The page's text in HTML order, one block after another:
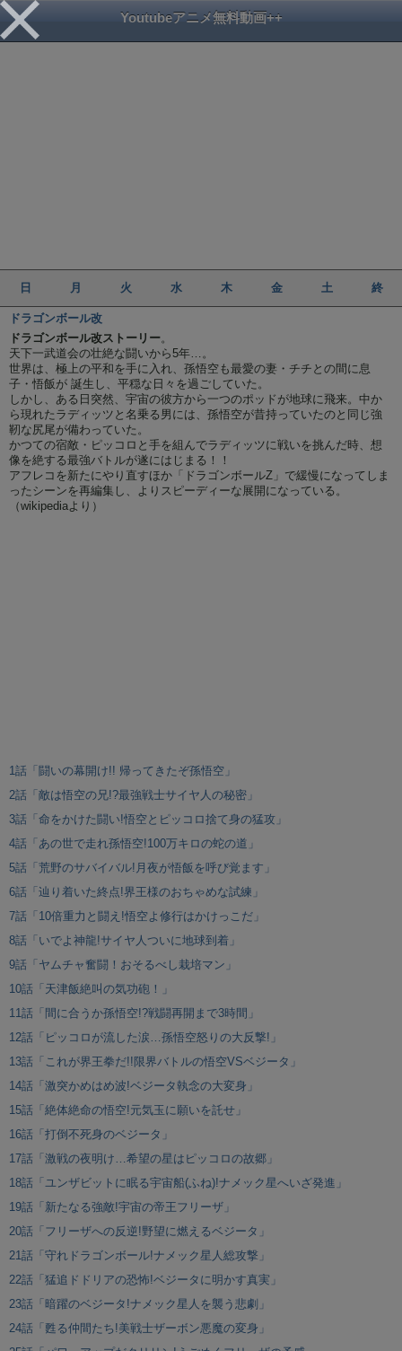
Youtubeアニメ無料動画++
日 月 火 水 木 金 土 終
ドラゴンボール改
ドラゴンボール改ストーリー。
天下一武道会の壮絶な闘いから5年…。
世界は、極上の平和を手に入れ、孫悟空も最愛の妻・チチとの間に息
子・悟飯が 誕生し、平穏な日々を過ごしていた。
しかし、ある日突然、宇宙の彼方から一つのポッドが地球に飛来。中か
ら現れたラディッツと名乗る男には、孫悟空が昔持っていたのと同じ強
靭な尻尾が備わっていた。
かつての宿敵・ピッコロと手を組んでラディッツに戦いを挑んだ時、想
像を絶する最強バトルが遂にはじまる！！
アフレコを新たにやり直すほか「ドラゴンボールZ」で緩慢になってしま
ったシーンを再編集し、よりスピーディーな展開になっている。
（wikipediaより）
1話「闘いの幕開け!! 帰ってきたぞ孫悟空」
2話「敵は悟空の兄!?最強戦士サイヤ人の秘密」
3話「命をかけた闘い!悟空とピッコロ捨て身の猛攻」
4話「あの世で走れ孫悟空!100万キロの蛇の道」
5話「荒野のサバイバル!月夜が悟飯を呼び覚ます」
6話「辿り着いた終点!界王様のおちゃめな試練」
7話「10倍重力と闘え!悟空よ修行はかけっこだ」
8話「いでよ神龍!サイヤ人ついに地球到着」
9話「ヤムチャ奮闘！おそるべし栽培マン」
10話「天津飯絶叫の気功砲！」
11話「間に合うか孫悟空!?戦闘再開まで3時間」
12話「ピッコロが流した涙…孫悟空怒りの大反撃!」
13話「これが界王拳だ!!限界バトルの悟空VSベジータ」
14話「激突かめはめ波!ベジータ執念の大変身」
15話「絶体絶命の悟空!元気玉に願いを託せ」
16話「打倒不死身のベジータ」
17話「激戦の夜明け…希望の星はピッコロの故郷」
18話「ユンザビットに眠る宇宙船(ふね)!ナメック星へいざ発進」
19話「新たなる強敵!宇宙の帝王フリーザ」
20話「フリーザへの反逆!野望に燃えるベジータ」
21話「守れドラゴンボール!ナメック星人総攻撃」
22話「猛追ドドリアの恐怖!ベジータに明かす真実」
23話「暗躍のベジータ!ナメック星人を襲う悲劇」
24話「甦る仲間たち!美戦士ザーボン悪魔の変身」